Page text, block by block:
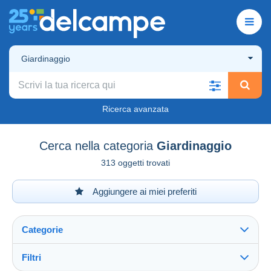
Giardinaggio
Ricerca avanzata
Cerca nella categoria Giardinaggio
313 oggetti trovati
Aggiungere ai miei preferiti
Categorie
Filtri